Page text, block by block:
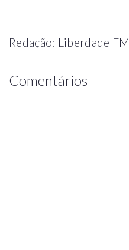
Redação: Liberdade FM
Comentários